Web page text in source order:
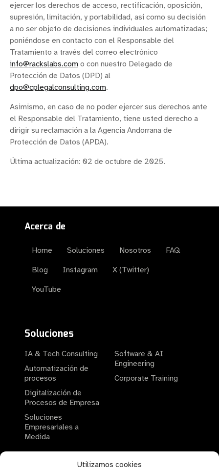
Utilizamos cookies
ejercer los derechos de acceso, rectificación, oposición,
supresión, limitación, y portabilidad, así como su decisión
a no ser objeto de decisiones individuales automatizadas;
poniéndose en contacto con el Responsable del
Tratamiento a través del correo electrónico
info@rackslabs.com o con nuestro Delegado de
Protección de Datos (DPD) al
dpo@cplegalconsulting.com.
Asimismo, en caso de no poder ejercer sus derechos ante
el Responsable del Tratamiento, tiene usted derecho a
dirigir su reclamación a la Agencia Andorrana de
Protección de Datos (APDA).
Última actualización: 02 de octubre de 2025.
Acerca de
Home Soluciones Nosotros
FAQ
Blog
Instagram
X (Twitter)
YouTube
Soluciones
IA & Tech Consulting
Automatización de
procesos
Digitalización de
Procesos de Empresa
Soluciones
Empresariales a
Medida
Software & AI
Engineering
Corporate Training